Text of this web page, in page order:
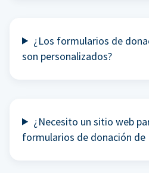
¿Los formularios de
son personalizados?
¿Necesito un sitio web
formularios de donación de